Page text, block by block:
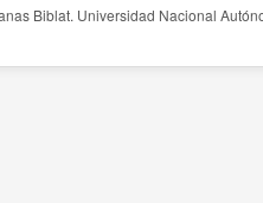
Biblat. Universidad Nacional